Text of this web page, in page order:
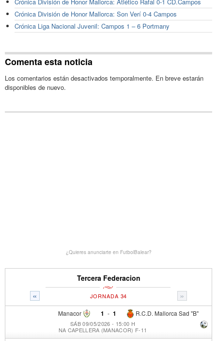
Crónica División de Honor Mallorca: Son Verí 0-4 Campos
Crónica Liga Nacional Juvenil: Campos 1 – 6 Portmany
Comenta esta noticia
Los comentarios están desactivados temporalmente. En breve estarán
disponibles de nuevo.
¿Quieres anunciarte en FutbolBalear?
Tercera Federacion
« »
JORNADA 34
Manacor 1 - R.C.D. Mallorca Sad "B"
1
SÁB 09/05/2026 - 15:00 H
NA CAPELLERA (MANACOR) F-11